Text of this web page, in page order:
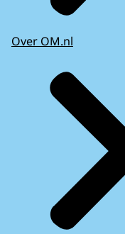
Over OM.nl